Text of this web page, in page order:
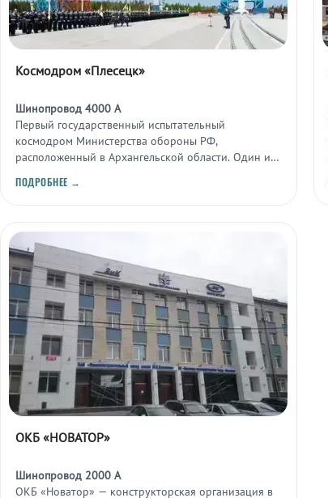
Космодром «Плесецк»
Шинопровод 4000 А
Первый государственный испытательный
космодром Министерства обороны РФ,
расположенный в Архангельской области. Один из
обеспечивающий пусковые программы военного и
ПОДРОБНЕЕ →
ОКБ «НОВАТОР»
Шинопровод 2000 А
ОКБ «Новатор» — конструкторская организация в